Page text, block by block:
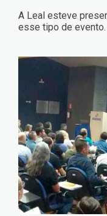
A Leal esteve
esse tipo de evento.